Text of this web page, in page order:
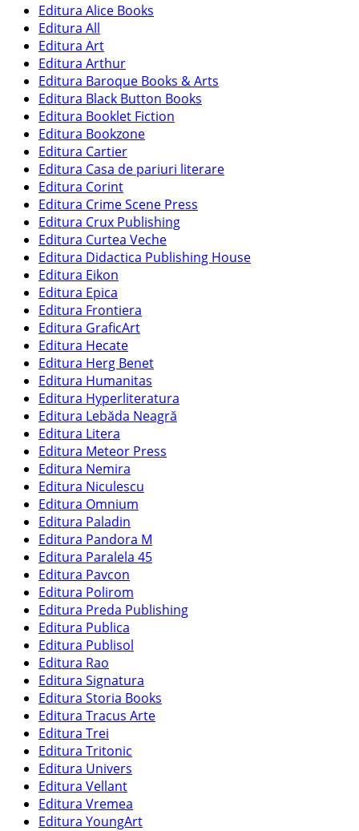
Editura Alice Books
Editura All
Editura Art
Editura Arthur
Editura Baroque Books & Arts
Editura Black Button Books
Editura Booklet Fiction
Editura Bookzone
Editura Cartier
Editura Casa de pariuri literare
Editura Corint
Editura Crime Scene Press
Editura Crux Publishing
Editura Curtea Veche
Editura Didactica Publishing House
Editura Eikon
Editura Epica
Editura Frontiera
Editura GraficArt
Editura Hecate
Editura Herg Benet
Editura Humanitas
Editura Hyperliteratura
Editura Lebăda Neagră
Editura Litera
Editura Meteor Press
Editura Nemira
Editura Niculescu
Editura Omnium
Editura Paladin
Editura Pandora M
Editura Paralela 45
Editura Pavcon
Editura Polirom
Editura Preda Publishing
Editura Publica
Editura Publisol
Editura Rao
Editura Signatura
Editura Storia Books
Editura Tracus Arte
Editura Trei
Editura Tritonic
Editura Univers
Editura Vellant
Editura Vremea
Editura YoungArt